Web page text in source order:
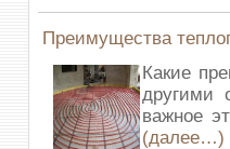
Преимущества
Какие
другими
важное
(далее…)